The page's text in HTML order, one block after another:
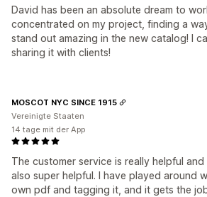
David has been an absolute dream to
concentrated on my project, finding a
stand out amazing in the new catalog! I
sharing it with clients!
The customer service is really helpful
also super helpful. I have played around
own pdf and tagging it, and it gets the
MOSCOT NYC SINCE 1915
Vereinigte Staaten
14 tage mit der App